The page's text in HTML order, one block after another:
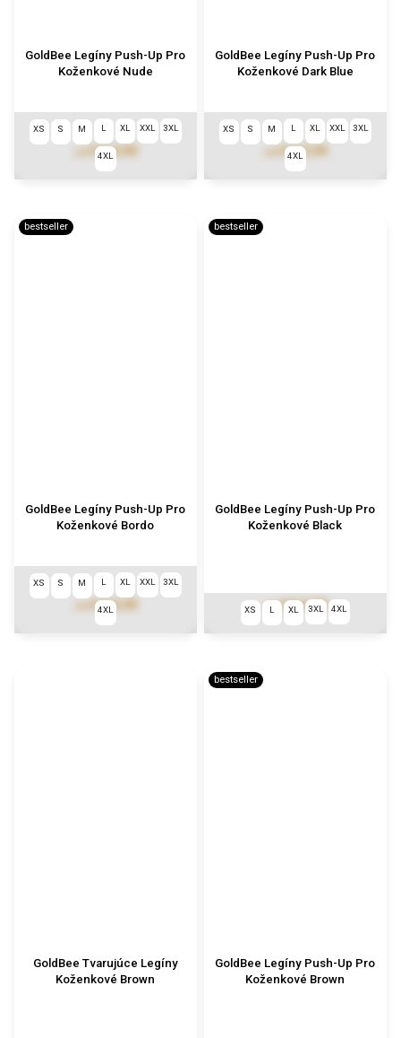
GoldBee Legíny Push-Up Pro
Koženkové Nude
€114,90
XS S M L XL XXL 3XL
4XL
GoldBee Legíny Push-Up Pro
Koženkové Dark Blue
€114,90
XS S M L XL XXL 3XL
4XL
bestseller
GoldBee Legíny Push-Up Pro
Koženkové Bordo
€114,90
XS S M L XL XXL 3XL
4XL
bestseller
GoldBee Legíny Push-Up Pro
Koženkové Black
od €114,90
XS L XL 3XL 4XL
GoldBee Tvarujúce Legíny
Koženkové Brown
bestseller
GoldBee Legíny Push-Up Pro
Koženkové Brown